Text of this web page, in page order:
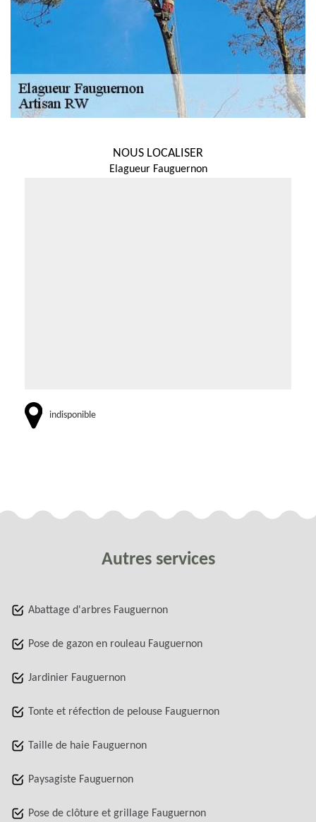
NOUS LOCALISER
Elagueur Fauguernon
indisponible
Autres services
Abattage d'arbres Fauguernon
Pose de gazon en rouleau Fauguernon
Jardinier Fauguernon
Tonte et réfection de pelouse Fauguernon
Taille de haie Fauguernon
Paysagiste Fauguernon
Pose de clôture et grillage Fauguernon